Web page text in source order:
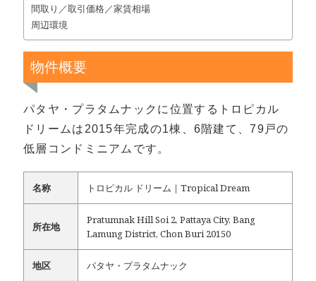
間取り／取引価格／家賃相場
周辺環境
物件概要
パタヤ・プラタムナックに位置するトロピカル
ドリームは2015年完成の1棟、6階建て、79戸の
低層コンドミニアムです。
名称 トロピカル ドリーム｜Tropical Dream
所在地
Pratumnak Hill Soi 2, Pattaya City, Bang
Lamung District, Chon Buri 20150
地区 パタヤ・プラタムナック